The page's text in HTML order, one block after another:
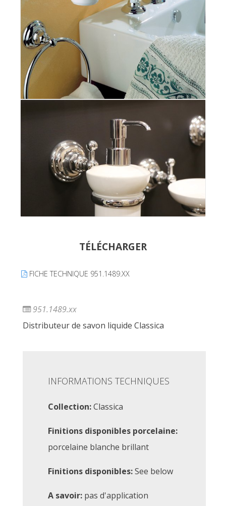
TÉLÉCHARGER
FICHE TECHNIQUE 951.1489.XX
951.1489.xx
Distributeur de savon liquide Classica
INFORMATIONS TECHNIQUES
Collection:Classica
Finitions disponibles porcelaine:
porcelaine blanche brillant
Finitions disponibles:See below
A savoir: pas d'application